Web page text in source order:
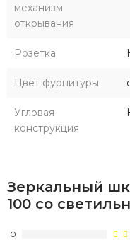
механизм
открывания
Розетка
Цвет фурнитуры
Угловая
конструкция
Зеркальный
100 со
0